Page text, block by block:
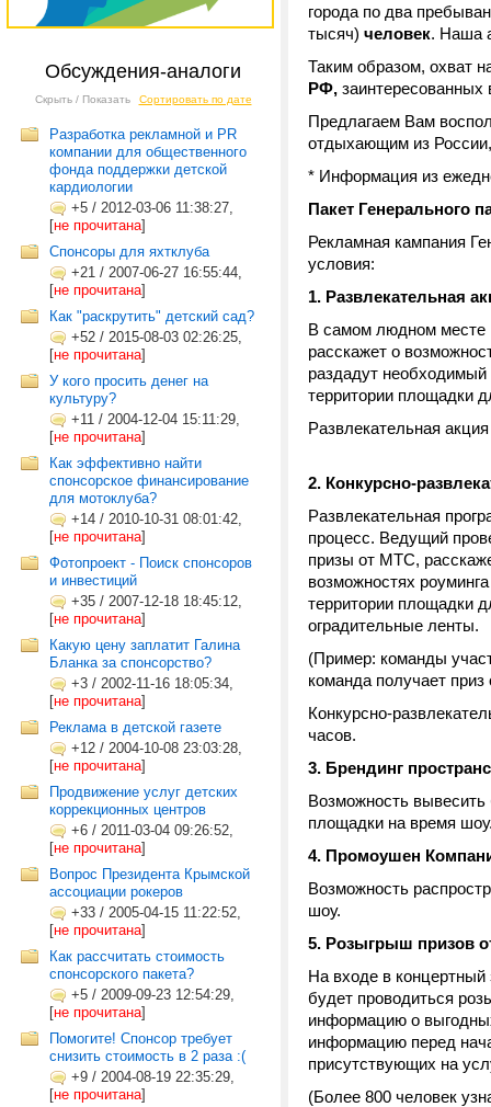
Обсуждения-аналоги
Скрыть / Показать Сортировать по дате
Разработка рекламной и PR
компании для общественного
фонда поддержки детской
кардиологии
+5 / 2012-03-06 11:38:27,
[не прочитана]
Cпонсоры для яхтклуба
+21 / 2007-06-27 16:55:44,
[не прочитана]
Как "раскрутить" детский сад?
+52 / 2015-08-03 02:26:25,
[не прочитана]
У кого просить денег на
культуру?
+11 / 2004-12-04 15:11:29,
[не прочитана]
Как эффективно найти
спонсорское финансирование
для мотоклуба?
+14 / 2010-10-31 08:01:42,
[не прочитана]
Фотопроект - Поиск спонсоров
и инвестиций
+35 / 2007-12-18 18:45:12,
[не прочитана]
Какую цену заплатит Галина
Бланка за спонсорство?
+3 / 2002-11-16 18:05:34,
[не прочитана]
Реклама в детской газете
+12 / 2004-10-08 23:03:28,
[не прочитана]
Продвижение услуг детских
коррекционных центров
+6 / 2011-03-04 09:26:52,
[не прочитана]
Вопрос Президента Крымской
ассоциации рокеров
+33 / 2005-04-15 11:22:52,
[не прочитана]
Как рассчитать стоимость
спонсорского пакета?
+5 / 2009-09-23 12:54:29,
[не прочитана]
Помогите! Спонсор требует
снизить стоимость в 2 раза :(
+9 / 2004-08-19 22:35:29,
[не прочитана]
города по два
тысяч) человек. Наша
Таким образом, охват
РФ, заинтересованных
Предлагаем Вам
отдыхающим из
* Информация из
Пакет Генерального
Рекламная кампания
условия:
1. Развлекательная
В самом людном месте
расскажет о
раздадут
территории площадки
Развлекательная
2. Конкурсно-
Развлекательная
процесс. Ведущий
призы от МТС,
возможностях
территории площадки
оградительные ленты.
(Пример: команды
команда получает приз
Конкурсно-
часов.
3. Брендинг
Возможность
площадки на время
4. Промоушен
Возможность
шоу.
5. Розыгрыш призов
На входе в
будет проводиться
информацию о
информацию перед
присутствующих на
(Более 800 человек